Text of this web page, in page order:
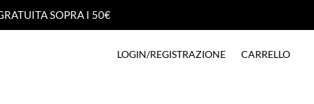
SOPRA I 50€
SOPRA I 50€
LOGIN/REGISTRAZIONE CARRELLO
LOGIN/REGISTRAZIONE CARRELLO